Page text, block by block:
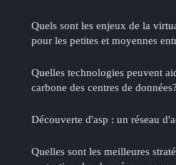
Quels sont les enjeux de la
pour les petites et moyennes
Quelles technologies peuvent
carbone des centres de données?
Découverte d'asp : un réseau
Quelles sont les meilleures